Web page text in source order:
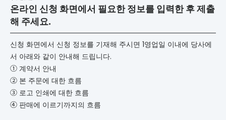
온라인 신청 화면에서 필요한 정보를 입력한 후 제출
해 주세요.
신청 화면에서 신청 정보를 기재해 주시면 1영업일 이내에 당사에
서 아래와 같이 안내해 드립니다.
① 계약서 안내
② 본 주문에 대한 흐름
③ 로고 인쇄에 대한 흐름
④ 판매에 이르기까지의 흐름